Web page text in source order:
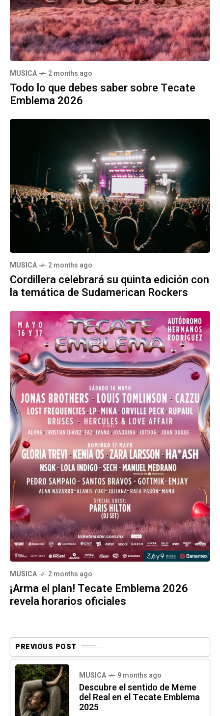
MUSICA 2 months ago
Todo lo que debes saber sobre Tecate
Emblema 2026
MUSICA 2 months ago
Cordillera celebrará su quinta edición con
la temática de Sudamerican Rockers
MUSICA 2 months ago
¡Arma el plan! Tecate Emblema 2026
revela horarios oficiales
PREVIOUS POST
MUSICA 9 months ago
Descubre el sentido de Meme
del Real en el Tecate Emblema
2025